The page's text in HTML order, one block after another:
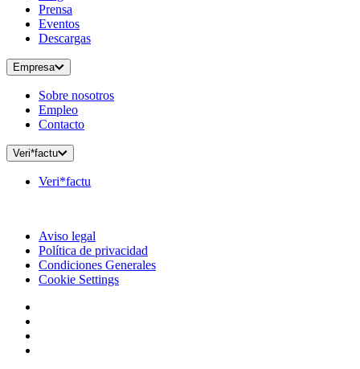
Prensa
Eventos
Descargas
Empresa
Sobre nosotros
Empleo
Contacto
Veri*factu
Veri*factu
Aviso legal
Política de privacidad
Condiciones Generales
Cookie Settings